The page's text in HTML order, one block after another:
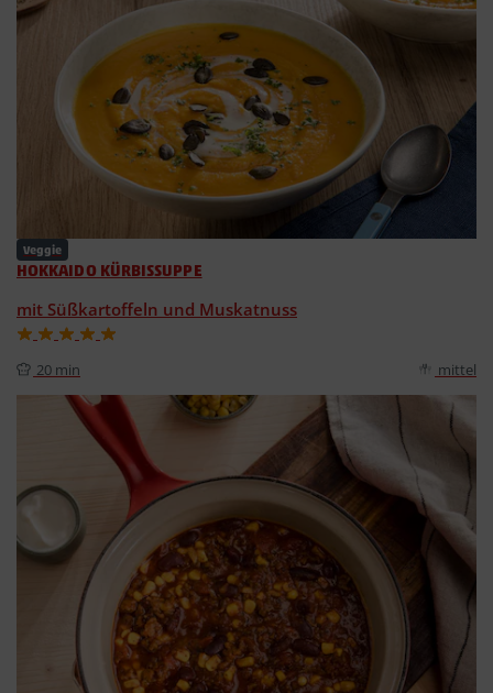
Veggie
HOKKAIDO KÜRBISSUPPE
mit Süßkartoffeln und Muskatnuss
20 min mittel